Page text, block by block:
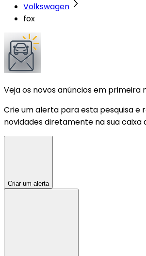
Volkswagen
fox
Veja os novos anúncios em primeira
Crie um alerta para esta pesquisa e
novidades diretamente na sua caixa
Criar um alerta